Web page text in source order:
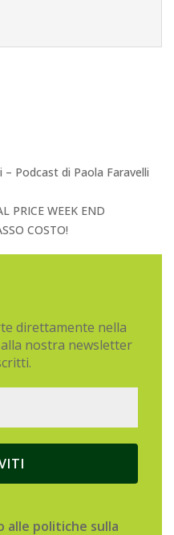
Podcast di Paola Faravelli
PRICE WEEK END
COSTO!
direttamente nella
nostra newsletter
alle politiche sulla